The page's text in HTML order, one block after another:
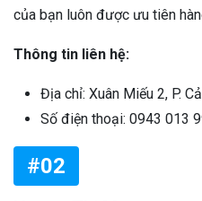
của bạn luôn được ưu tiên
Thông tin liên hệ:
Địa chỉ: Xuân Miếu 2, P.
Số điện thoại: 0943 013
#02